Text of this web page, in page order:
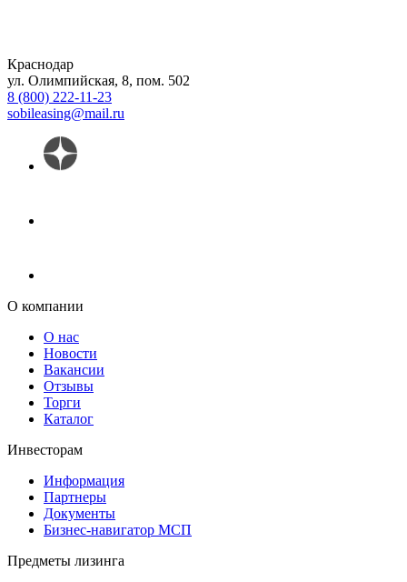
Краснодар
ул. Олимпийская, 8, пом. 502
8 (800) 222-11-23
sobileasing@mail.ru
О компании
О нас
Новости
Вакансии
Отзывы
Торги
Каталог
Инвесторам
Информация
Партнеры
Документы
Бизнес-навигатор МСП
Предметы лизинга